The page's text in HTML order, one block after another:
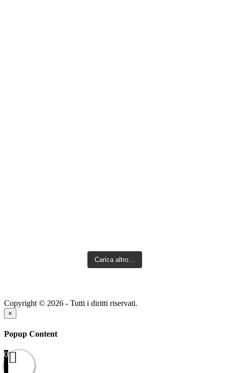
Carica altro…
Copyright © 2026 - Tutti i diritti riservati.
×
Popup Content
0